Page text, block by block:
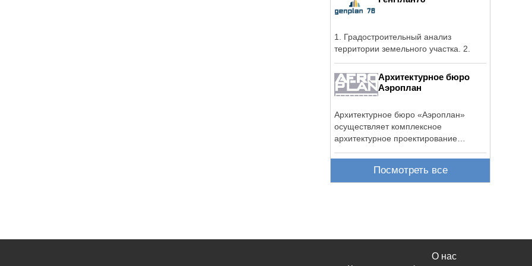
1. Градостроительный анализ
территории земельного участка. 2.
Архитектурное бюро
Аэроплан
Архитектурное бюро «Аэроплан»
осуществляет комплексное
архитектурное проектирование
Посмотреть все
О нас